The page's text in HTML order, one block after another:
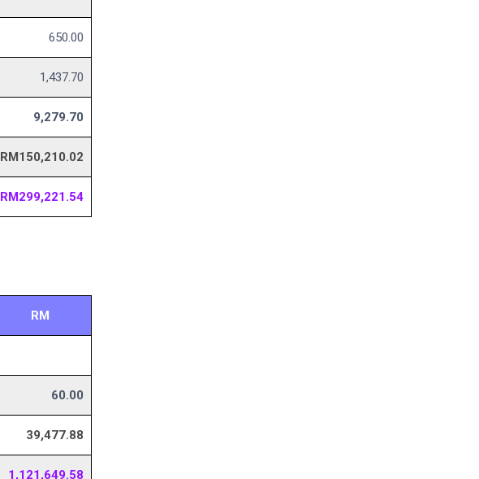
650.00
1,437.70
9,279.70
RM150,210.02
RM299,221.54
RM
60.00
39,477.88
1,121,649.58